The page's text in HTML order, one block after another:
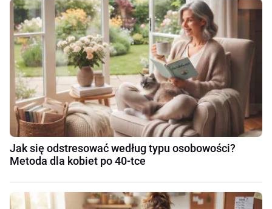
Jak się odstresować według typu osobowości?
Metoda dla kobiet po 40-tce